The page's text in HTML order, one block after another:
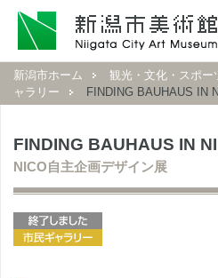
新潟市ホーム 観光・文化・スポー
ャラリー
FINDING BAUHAUS IN
FINDING BAUHAUS IN
NICO自主企画デザイン展